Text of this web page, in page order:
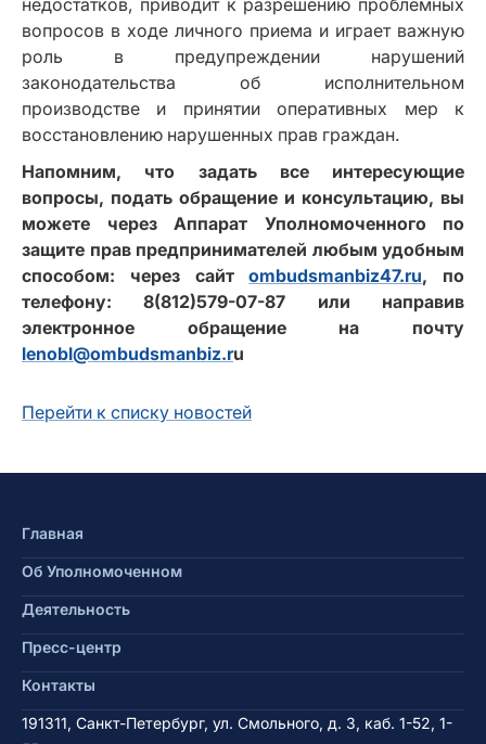
вопросов в ходе личного приема и играет важную
роль в предупреждении нарушений
законодательства об исполнительном
производстве и принятии оперативных мер к
восстановлению нарушенных прав граждан.
Напомним, что задать все интересующие
вопросы, подать обращение и консультацию, вы
можете через Аппарат Уполномоченного по
защите прав предпринимателей любым удобным
способом: через сайтombudsmanbiz47.ru, по
телефону: 8(812)579-07-87 или направив
электронное обращение на почту
lenobl@ombudsmanbiz.ru
Перейти к списку новостей
Главная
Об Уполномоченном
Деятельность
Пресс-центр
Контакты
191311, Санкт-Петербург, ул. Смольного, д. 3, каб. 1-52, 1-